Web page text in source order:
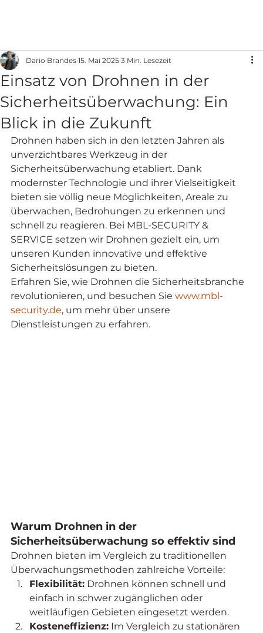
Einsatz von Drohnen in der
Sicherheitsüberwachung: Ein
Blick in die Zukunft
Dario Brandes 15. Mai 2025 3 Min. Lesezeit
Drohnen haben sich in den letzten Jahren als
unverzichtbares Werkzeug in der
Sicherheitsüberwachung etabliert. Dank
modernster Technologie und ihrer Vielseitigkeit
bieten sie völlig neue Möglichkeiten, Areale zu
überwachen, Bedrohungen zu erkennen und
schnell zu reagieren. Bei MBL-SECURITY &
SERVICE setzen wir Drohnen gezielt ein, um
unseren Kunden innovative und effektive
Sicherheitslösungen zu bieten.
Erfahren Sie, wie Drohnen die Sicherheitsbranche
revolutionieren, und besuchen Sie www.mbl-
security.de, um mehr über unsere
Dienstleistungen zu erfahren.
Warum Drohnen in der
Sicherheitsüberwachung so effektiv sind
Drohnen bieten im Vergleich zu traditionellen
Überwachungsmethoden zahlreiche Vorteile:
Flexibilität: Drohnen können schnell und
einfach in schwer zugänglichen oder
weitläufigen Gebieten eingesetzt werden.
Kosteneffizienz: Im Vergleich zu stationären